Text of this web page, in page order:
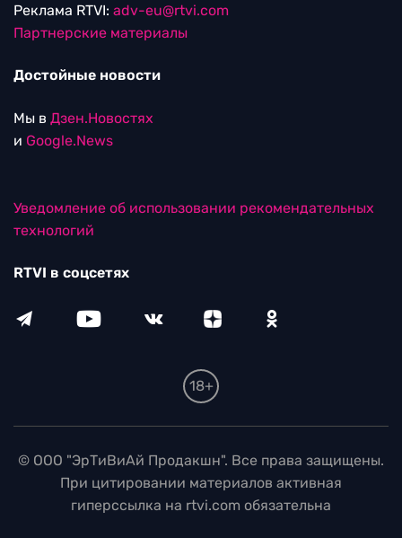
Реклама RTVI: adv-eu@rtvi.com
Партнерские материалы
Достойные новости
Мы в Дзен.Новостях
и Google.News
Уведомление об использовании рекомендательных
технологий
RTVI в соцсетях
18+
© ООО "ЭрТиВиАй Продакшн". Все права защищены.
При цитировании материалов активная
гиперссылка на rtvi.com обязательна